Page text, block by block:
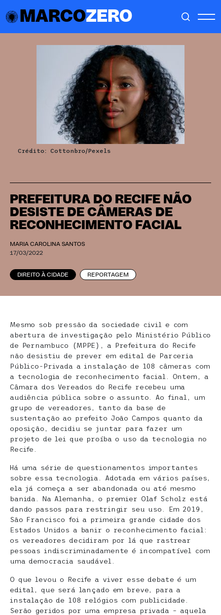
MARCOZERO
PREFEITURA DO RECIFE NÃO
DESISTE DE CÂMERAS DE
RECONHECIMENTO FACIAL
MARIA CAROLINA SANTOS
17/03/2022
DIREITO À CIDADE REPORTAGEM
Crédito: Cottonbro/Pexels
Mesmo sob pressão da sociedade civil e com
abertura de investigação pelo Ministério Público
de Pernambuco (MPPE), a Prefeitura do Recife
não desistiu de prever em edital de Parceria
Público-Privada a instalação de 108 câmeras com
a tecnologia de reconhecimento facial. Ontem, a
Câmara dos Vereados do Recife recebeu uma
audiência pública sobre o assunto. Ao final, um
grupo de vereadores, tanto da base de
sustentação ao prefeito João Campos quanto da
oposição, decidiu se juntar para fazer um
projeto de lei que proíba o uso da tecnologia no
Recife.
Há uma série de questionamentos importantes
sobre essa tecnologia. Adotada em vários países,
ela já começa a ser abandonada ou até mesmo
banida. Na Alemanha, o premier Olaf Scholz está
dando passos para restringir seu uso. Em 2019,
São Francisco foi a primeira grande cidade dos
Estados Unidos a banir o reconhecimento facial:
os vereadores decidiram por lá que rastrear
pessoas indiscriminadamente é incompatível com
uma democracia saudável.
O que levou o Recife a viver esse debate é um
edital, que será lançado em breve, para a
instalação de 108 relógios com publicidade.
Serão geridos por uma empresa privada – aquela